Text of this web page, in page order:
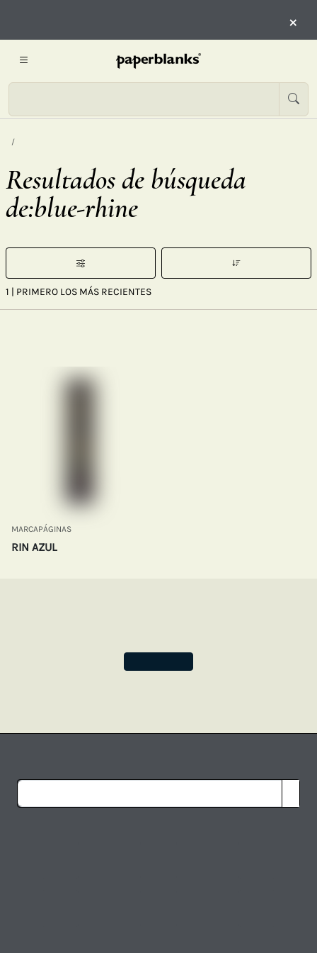
×
Resultados de búsqueda
de:blue-rhine
1 | PRIMERO LOS MÁS RECIENTES
MARCAPÁGINAS
RIN AZUL